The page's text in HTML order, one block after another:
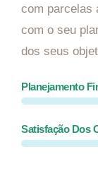
com parcelas
com o seu
dos seus
Planejamento
Satisfação Dos